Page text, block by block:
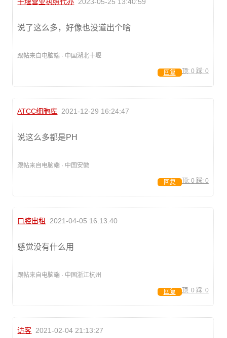
说了这么多，好像也没道出个啥
跟帖来自电脑端 · 中国湖北十堰
顶: 0 踩: 0
回复
ATCC细胞库 2021-12-29 16:24:47
说这么多都是PH
跟帖来自电脑端 · 中国安徽
顶: 0 踩: 0
回复
口腔出租 2021-04-05 16:13:40
感觉没有什么用
跟帖来自电脑端 · 中国浙江杭州
顶: 0 踩: 0
回复
访客 2021-02-04 21:13:27